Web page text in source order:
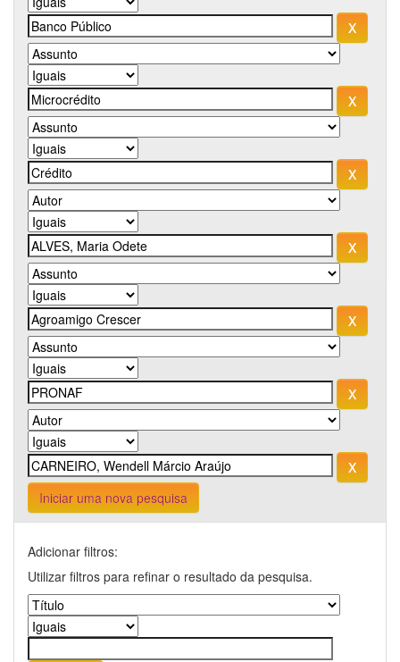
Iniciar uma nova pesquisa
Adicionar filtros:
Utilizar filtros para refinar o resultado da pesquisa.